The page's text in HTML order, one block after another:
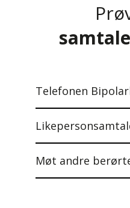
Telefonen
Møt andre